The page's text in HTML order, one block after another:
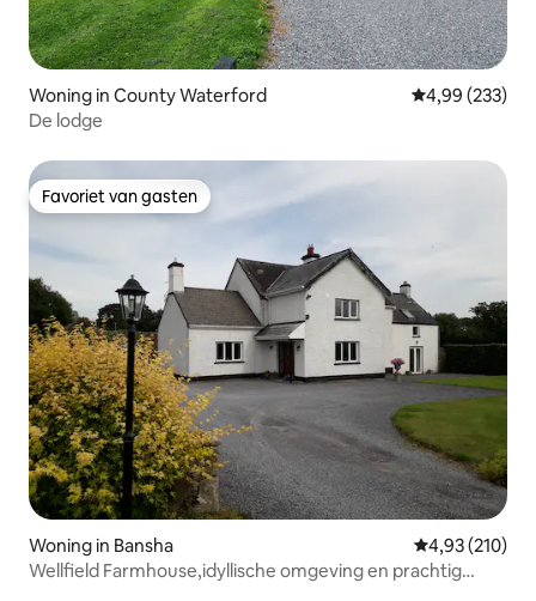
Woning in County Waterford Gemiddelde
4,99 (233)
De lodge
Favoriet van gasten
Favoriet van gasten
Woning in Bansha Gemiddelde
4,93 (210)
Wellfield Farmhouse,idyllische omgeving en prachtig